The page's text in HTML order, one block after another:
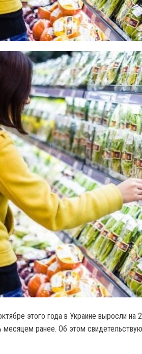
этого года в Украине выросли на
месяцем ранее. Об этом